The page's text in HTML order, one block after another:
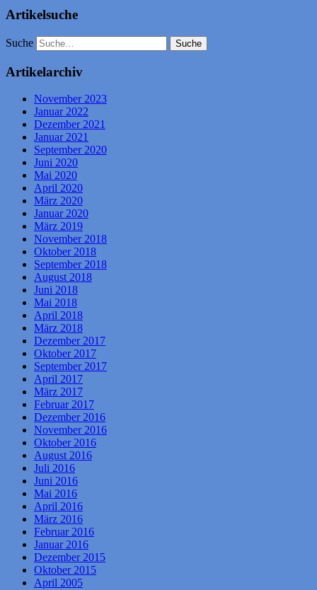
Artikelsuche
Suche
Artikelarchiv
November 2023
Januar 2022
Dezember 2021
Januar 2021
September 2020
Juni 2020
Mai 2020
April 2020
März 2020
Januar 2020
März 2019
November 2018
Oktober 2018
September 2018
August 2018
Juni 2018
Mai 2018
April 2018
März 2018
Dezember 2017
Oktober 2017
September 2017
April 2017
März 2017
Februar 2017
Dezember 2016
November 2016
Oktober 2016
August 2016
Juli 2016
Juni 2016
Mai 2016
April 2016
März 2016
Februar 2016
Januar 2016
Dezember 2015
Oktober 2015
April 2005